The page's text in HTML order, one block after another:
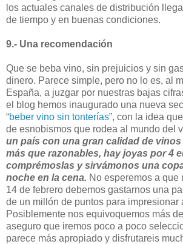
los actuales canales de distribución
de tiempo y en buenas condiciones.
9.- Una recomendación
Que se beba vino, sin prejuicios y sin
dinero. Parece simple, pero no lo es, al
España, a juzgar por nuestras bajas
el blog hemos inaugurado una nueva
“beber vino sin tonterías”, con la idea
de esnobismos que rodea al mundo del
un país con una gran calidad de
más que razonables, hay joyas por 4
comprémoslas y sirvámonos una
noche en la cena. No esperemos a que
14 de febrero debemos gastarnos una
de un millón de puntos para impresionar
Posiblemente nos equivoquemos más
aseguro que iremos poco a poco
parece más apropiado y disfrutareis